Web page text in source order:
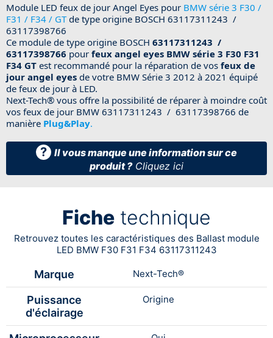
Module LED feux de jour Angel Eyes pour BMW série 3 F30 /
F31 / F34 / GTde type origine BOSCH 63117311243 /
63117398766
Ce module de type origine BOSCH 63117311243 /
63117398766 pour feux angel eyes BMW série 3 F30 F31
F34 GT est recommandé pour la réparation de vos feux de
jour angel eyes de votre BMW Série 3 2012 à 2021 équipé
de feux de jour à LED.
Next-Tech® vous offre la possibilité de réparer à moindre coût
vos feux de jour BMW 63117311243 / 63117398766 de
manière Plug&Play.
? Il vous manque une information sur ce
produit ? Cliquez ici
Fiche technique
Retrouvez toutes les caractéristiques des Ballast module
LED BMW F30 F31 F34 63117311243
Marque Next-Tech®
Puissance
d'éclairage
Origine